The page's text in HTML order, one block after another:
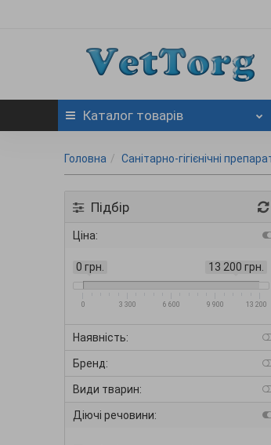
Каталогтоварів
Головна Санітарно-гігієнічні
Підбір
Ціна:
0 грн. 13 200 грн.
0 3 300 6 600 9 900 13 200
Наявність:
Бренд:
Види тварин:
Діючі речовини: